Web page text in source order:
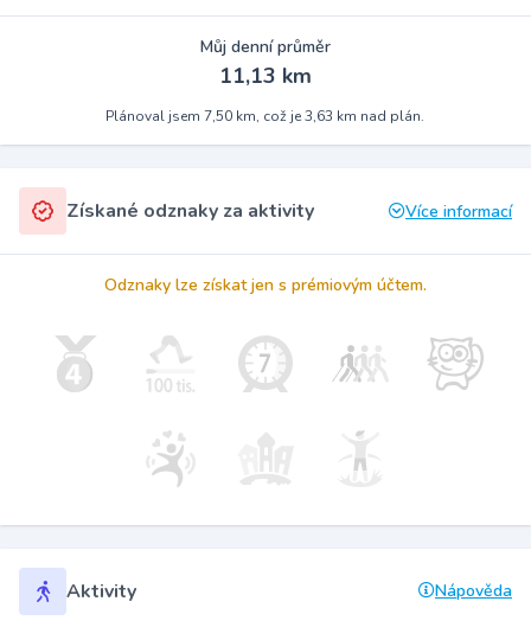
Můj denní průměr
11,13 km
Plánoval jsem 7,50 km, což je 3,63 km nad plán.
Získané odznaky za aktivity Více informací
Odznaky lze získat jen s prémiovým účtem.
Aktivity Nápověda